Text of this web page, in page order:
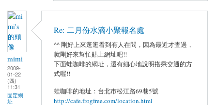
mimi
2009-
01-22
(四)
11:31
固定網
址
Re: 二月份水滴小聚報名處
^^ 剛好上來逛逛看到有人在問，因為最近才查過，
就剛好來幫忙貼上網址吧!!
下面蛙咖啡的網址，還有細心地說明搭乘交通的方
式喔!!
蛙咖啡的地址：台北市松江路69巷5號
http://cafe.frogfree.com/location.html